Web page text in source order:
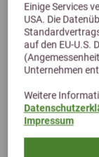
Einige Services
USA. Die
auf den EU-U.S.
Unternehmen
Weitere
Impressum